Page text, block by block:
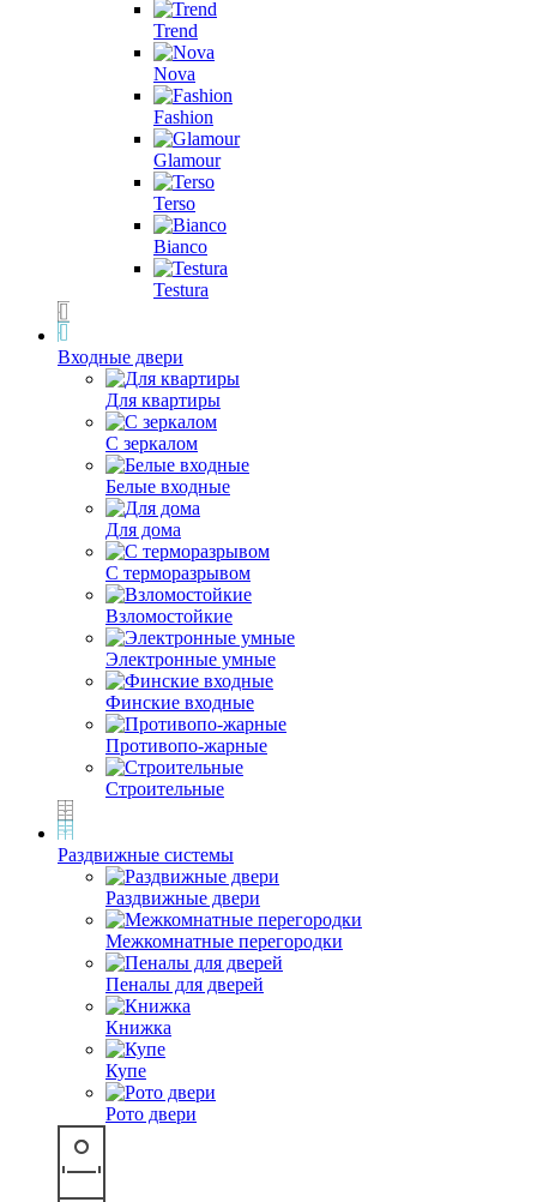
Trend
Nova
Fashion
Glamour
Terso
Bianco
Testura
Входные двери
Для квартиры
С зеркалом
Белые входные
Для дома
С терморазрывом
Взломостойкие
Электронные умные
Финские входные
Противопо-жарные
Строительные
Раздвижные системы
Раздвижные двери
Межкомнатные перегородки
Пеналы для дверей
Книжка
Купе
Рото двери